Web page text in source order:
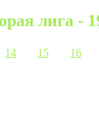
лига -
14 15 16